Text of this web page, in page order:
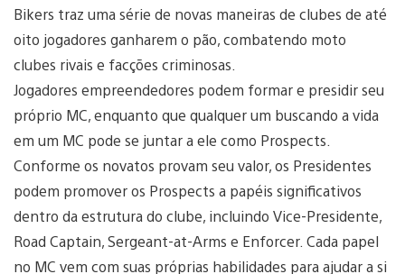
Bikers traz uma série de novas maneiras de clubes de até
oito jogadores ganharem o pão, combatendo moto
clubes rivais e facções criminosas.
Jogadores empreendedores podem formar e presidir seu
próprio MC, enquanto que qualquer um buscando a vida
em um MC pode se juntar a ele como Prospects.
Conforme os novatos provam seu valor, os Presidentes
podem promover os Prospects a papéis significativos
dentro da estrutura do clube, incluindo Vice-Presidente,
Road Captain, Sergeant-at-Arms e Enforcer. Cada papel
no MC vem com suas próprias habilidades para ajudar a si